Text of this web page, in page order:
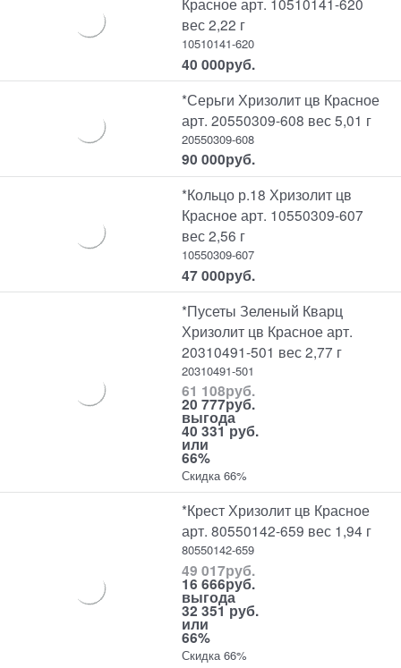
вес 2,22 г
10510141-620
40 000руб.
*Серьги Хризолит цв Красное
арт. 20550309-608 вес 5,01 г
20550309-608
90 000руб.
*Кольцо р.18 Хризолит цв
Красное арт. 10550309-607
вес 2,56 г
10550309-607
47 000руб.
*Пусеты Зеленый Кварц
Хризолит цв Красное арт.
20310491-501 вес 2,77 г
20310491-501
61 108руб.
20 777руб.
выгода
40 331 руб.
или
66%
Скидка 66%
*Крест Хризолит цв Красное
арт. 80550142-659 вес 1,94 г
80550142-659
49 017руб.
16 666руб.
выгода
32 351 руб.
или
66%
Скидка 66%